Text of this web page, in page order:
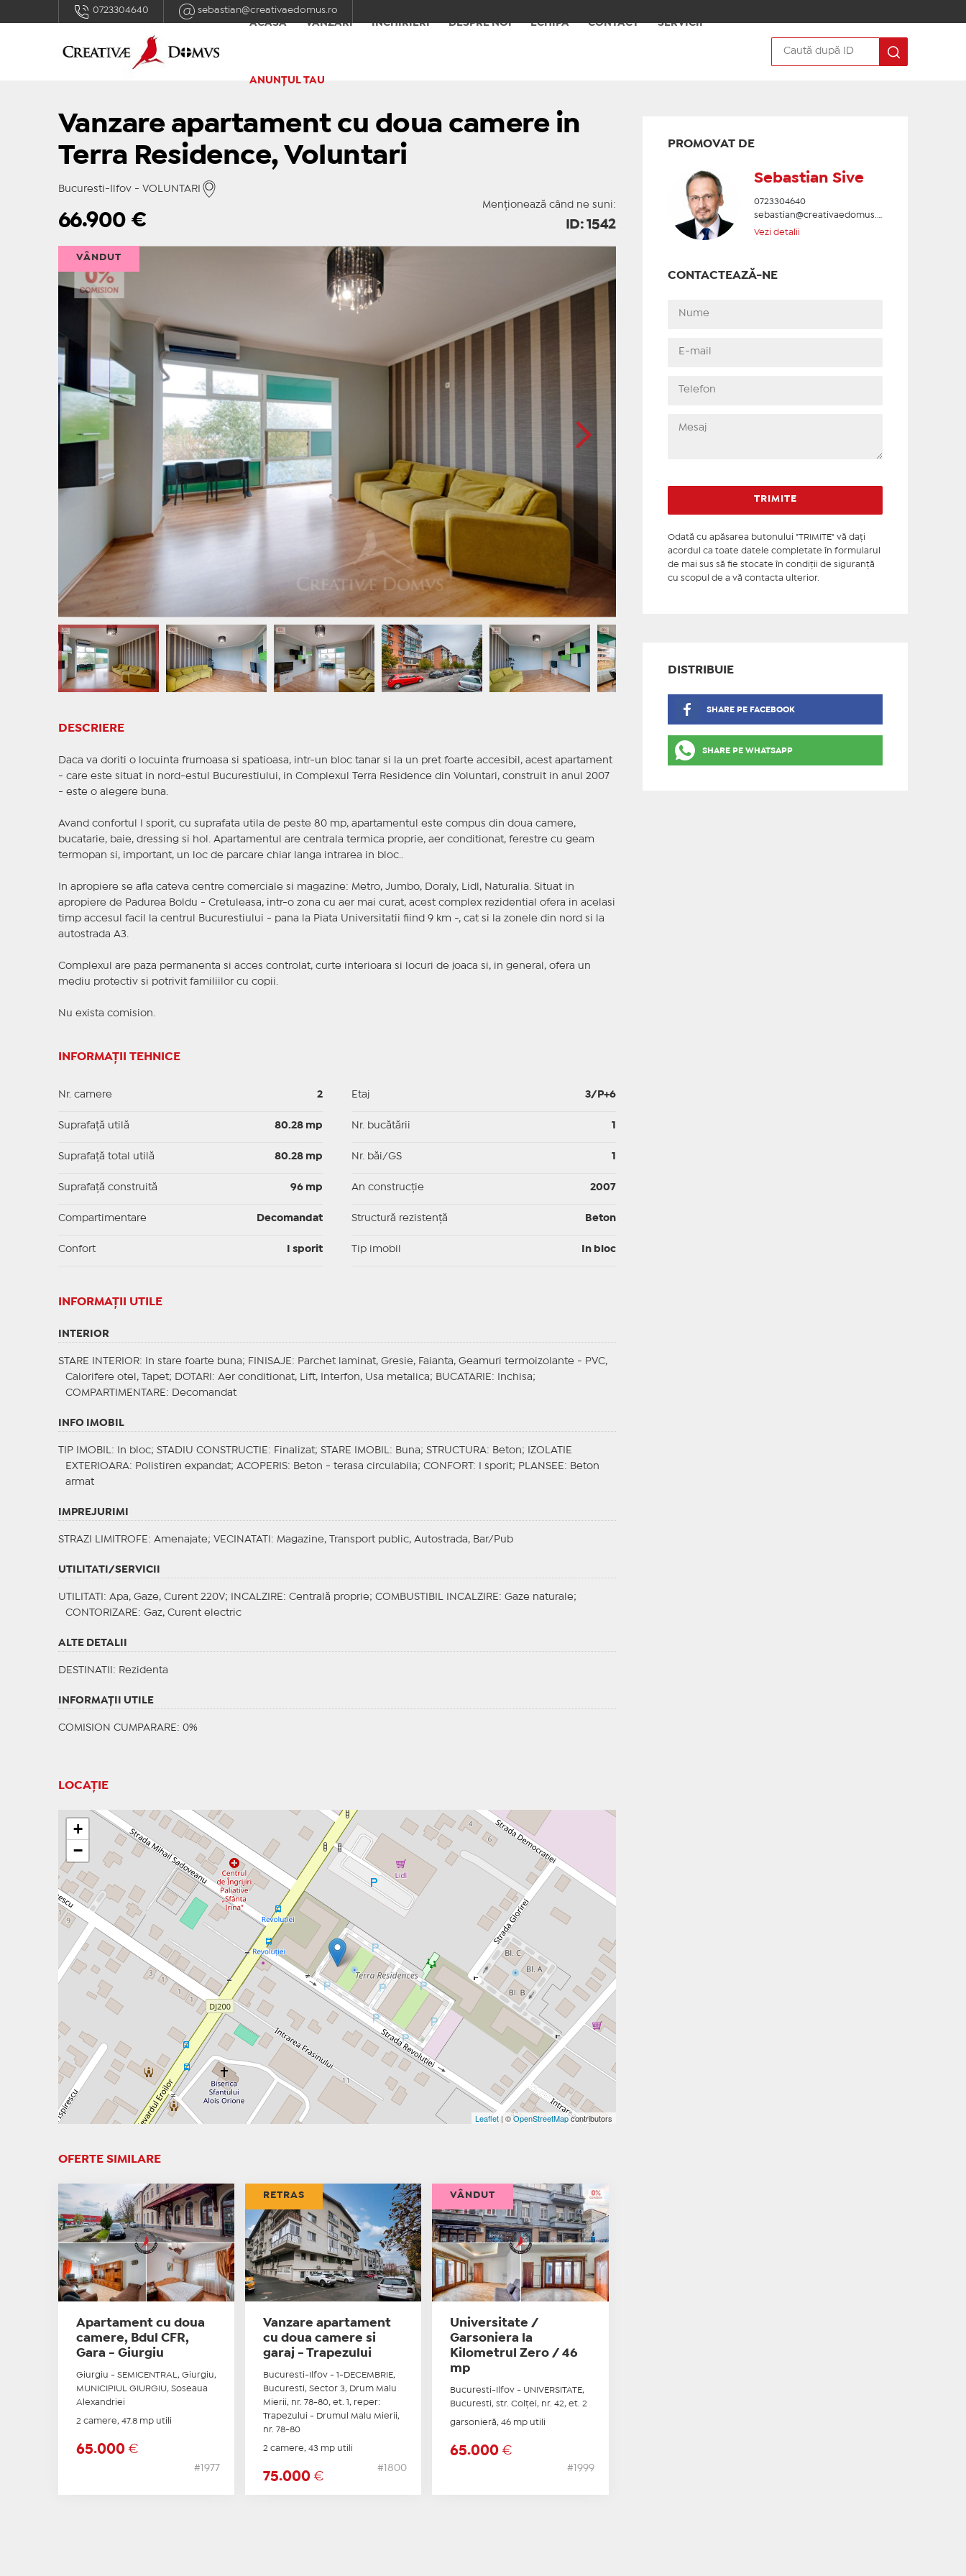
0723304640
sebastian@creativaedomus.ro
ACASĂ
VÂNZĂRI ÎNCHIRIERI DESPRE NOI ECHIPA CONTACT SERVICII
ANUNȚUL TAU
Vanzare apartament cu doua camere in
Terra Residence, Voluntari
Bucuresti-Ilfov - VOLUNTARI
Menționează când ne suni:
66.900€ ID: 1542
VÂNDUT
DESCRIERE
Daca va doriti o locuinta frumoasa si spatioasa, intr-un bloc tanar si la un pret foarte accesibil, acest apartament
- care este situat in nord-estul Bucurestiului, in Complexul Terra Residence din Voluntari, construit in anul 2007
- este o alegere buna.
Avand confortul I sporit, cu suprafata utila de peste 80 mp, apartamentul este compus din doua camere,
bucatarie, baie, dressing si hol. Apartamentul are centrala termica proprie, aer conditionat, ferestre cu geam
termopan si, important, un loc de parcare chiar langa intrarea in bloc..
In apropiere se afla cateva centre comerciale si magazine: Metro, Jumbo, Doraly, Lidl, Naturalia. Situat in
apropiere de Padurea Boldu - Cretuleasa, intr-o zona cu aer mai curat, acest complex rezidential ofera in acelasi
timp accesul facil la centrul Bucurestiului - pana la Piata Universitatii fiind 9 km -, cat si la zonele din nord si la
autostrada A3.
Complexul are paza permanenta si acces controlat, curte interioara si locuri de joaca si, in general, ofera un
mediu protectiv si potrivit familiilor cu copii.
Nu exista comision.
INFORMAȚII TEHNICE
Nr. camere 2
Suprafaţă utilă 80.28 mp
Suprafaţă total utilă 80.28 mp
Suprafaţă construită 96 mp
Compartimentare Decomandat
Confort I sporit
Etaj 3/P+6
Nr. bucătării
Nr. băi/GS
An construcție 2007
Structură rezistență Beton
Tip imobil In bloc
INFORMAŢII UTILE
INTERIOR
STARE INTERIOR: In stare foarte buna; FINISAJE : Parchet laminat, Gresie, Faianta, Geamuri termoizolante - PVC,
Calorifere otel, Tapet;
DOTARI : Aer conditionat, Lift, Interfon, Usa metalica; BUCATARIE : Inchisa;
COMPARTIMENTARE : Decomandat
INFO IMOBIL
TIP IMOBIL : In bloc; STADIU CONSTRUCTIE : Finalizat; STARE IMOBIL : Buna; STRUCTURA: Beton;
IZOLATIE
EXTERIOARA: Polistiren expandat; ACOPERIS: Beton - terasa circulabila; CONFORT : I sporit; PLANSEE : Beton
armat
IMPREJURIMI
STRAZI LIMITROFE : Amenajate; VECINATATI : Magazine, Transport public, Autostrada, Bar/Pub
UTILITATI/SERVICII
UTILITATI : Apa, Gaze, Curent 220V; INCALZIRE : Centrală proprie; COMBUSTIBIL INCALZIRE : Gaze naturale;
CONTORIZARE : Gaz, Curent electric
ALTE DETALII
DESTINATII : Rezidenta
INFORMAŢII UTILE
COMISION CUMPARARE: 0%
LOCAȚIE
+
−
Leaflet| ©OpenStreetMapcontributors
PROMOVAT DE
Sebastian Sive
0723304640
Vezi detalii
CONTACTEAZĂ-NE
Odată cu apăsarea butonului "TRIMITE" vă daţi
acordul ca toate datele completate în formularul
de mai sus să fie stocate în condiţii de siguranţă
cu scopul de a vă contacta ulterior.
DISTRIBUIE
SHARE PE FACEBOOK
SHARE PE WHATSAPP
OFERTE SIMILARE
Apartament cu doua
camere, Bdul CFR,
Gara - Giurgiu
Giurgiu - SEMICENTRAL, Giurgiu,
MUNICIPIUL GIURGIU, Soseaua
Alexandriei
2 camere, 47.8 mp utili
65.000 €
#1977
Vanzare apartament
cu doua camere si
garaj - Trapezului
Bucuresti-Ilfov - 1-DECEMBRIE,
Bucuresti, Sector 3, Drum Malu
Mierii, nr. 78-80, et. 1, reper:
Trapezului - Drumul Malu Mierii,
nr. 78-80
2 camere, 43 mp utili
75.000€
#1800
RETRAS
Universitate /
Garsoniera la
Kilometrul Zero / 46
mp
Bucuresti-Ilfov - UNIVERSITATE,
Bucuresti, str. Colţei, nr. 42, et. 2
garsonieră, 46 mp utili
65.000€
#1999
VÂNDUT